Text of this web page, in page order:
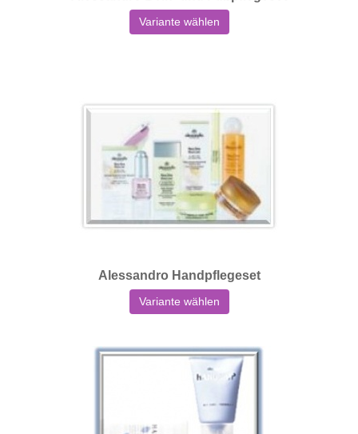
Variante wählen
Alessandro Handpflegeset
Variante wählen